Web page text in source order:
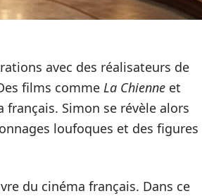
avec des réalisateurs de
films comme La Chienne et
Simon se révèle alors
loufoques et des figures
du cinéma français. Dans ce